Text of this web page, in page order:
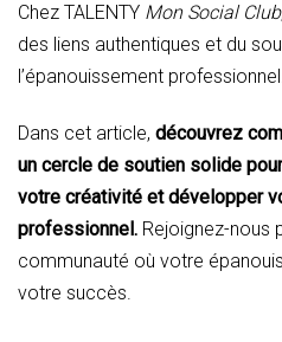
Chez TALENTY Mon Social Club
des liens authentiques et du
l’épanouissement
Dans cet article, découvrez
un cercle de soutien solide
votre créativité et développer
professionnel. Rejoignez-nous
communauté où votre
votre succès.